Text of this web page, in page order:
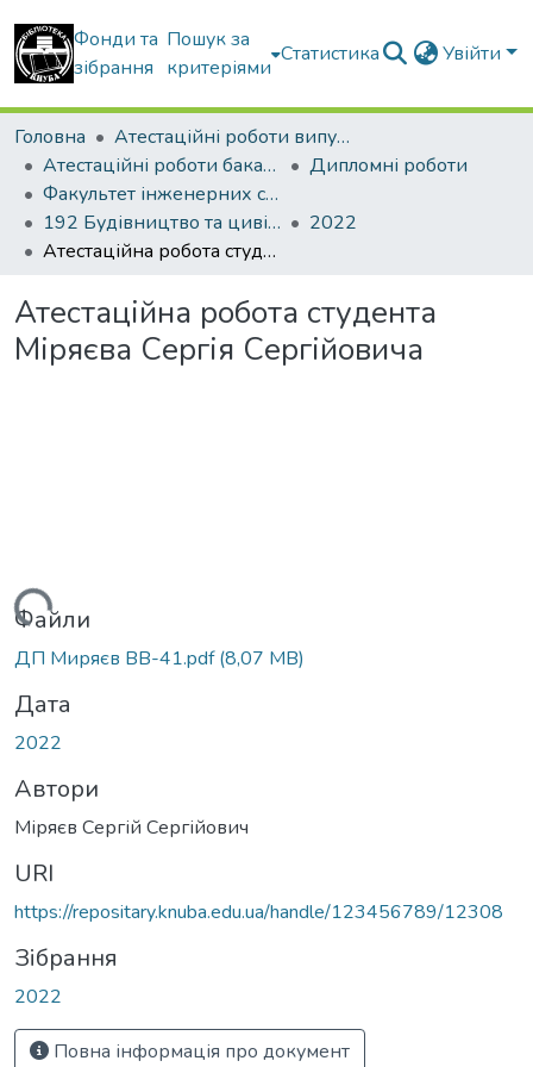
Фонди та
зібрання
Пошук за
критеріями
Статистика Увійти
Головна
Атестаційні роботи випускників
Атестаційні роботи бакалаврів
Дипломні роботи
Факультет інженерних систем та екології
192 Будівництво та цивільна інженерія. Водопостачання та водовідведення
2022
Атестаційна робота студента Міряєва Сергія Сергійовича
Атестаційна робота студента
Міряєва Сергія Сергійовича
Вантажиться...
Файли
ДП Миряєв ВВ-41.pdf(8,07 MB)
Дата
2022
Автори
Міряєв Сергій Сергійович
URI
https://repositary.knuba.edu.ua/handle/123456789/12308
Зібрання
2022
Повна інформація про документ